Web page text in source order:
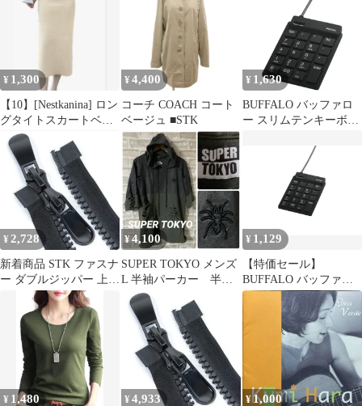
ォッシュ加工 ストレー
トレッグ /SX ■STK
レー /FF ■STK
¥ 1,300
【10】[Nestkanina] ロン
グタイトスカートベー
ジュMサイズ
¥ 4,400
コーチ COACH コート
ベージュ ■STK
¥ 1,630
BUFFALO バッファロ
ー スリムテンキーボー
ク BSTK11BK
¥ 2,728
新着商品 STK ファスナ
ー ダブルジッパー 上止
め ダウンジャケット バ
ッグ 修理 DIY 縫製用
手芸素材 黒 (80CM 1本
セット)
¥4,100
SUPER TOKYO メンズ
L 半袖パーカー 半袖
フーディ クラッシュ
加工
¥ 1,129
【特価セール】
BUFFALO バッファロ
ー スリムテンキーボー
ド Tabキー付き ブラッ
ク BSTK11BK
¥ 1,480 ¥ 4,933 ¥ 1,000